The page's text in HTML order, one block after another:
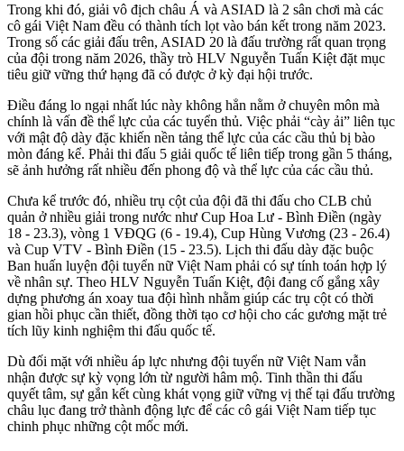
Trong khi đó, giải vô địch châu Á và ASIAD là 2 sân chơi mà các
cô gái Việt Nam đều có thành tích lọt vào bán kết trong năm 2023.
Trong số các giải đấu trên, ASIAD 20 là đấu trường rất quan trọng
của đội trong năm 2026, thầy trò HLV Nguyễn Tuấn Kiệt đặt mục
tiêu giữ vững thứ hạng đã có được ở kỳ đại hội trước.
Điều đáng lo ngại nhất lúc này không hẳn nằm ở chuyên môn mà
chính là vấn đề thể lực của các tuyển thủ. Việc phải “cày ải” liên tục
với mật độ dày đặc khiến nền tảng thể lực của các cầu thủ bị bào
mòn đáng kể. Phải thi đấu 5 giải quốc tế liên tiếp trong gần 5 tháng,
sẽ ảnh hưởng rất nhiều đến phong độ và thể lực của các cầu thủ.
Chưa kể trước đó, nhiều trụ cột của đội đã thi đấu cho CLB chủ
quản ở nhiều giải trong nước như Cup Hoa Lư - Bình Điền (ngày
18 - 23.3), vòng 1 VĐQG (6 - 19.4), Cup Hùng Vương (23 - 26.4)
và Cup VTV - Bình Điền (15 - 23.5). Lịch thi đấu dày đặc buộc
Ban huấn luyện đội tuyển nữ Việt Nam phải có sự tính toán hợp lý
về nhân sự. Theo HLV Nguyễn Tuấn Kiệt, đội đang cố gắng xây
dựng phương án xoay tua đội hình nhằm giúp các trụ cột có thời
gian hồi phục cần thiết, đồng thời tạo cơ hội cho các gương mặt trẻ
tích lũy kinh nghiệm thi đấu quốc tế.
Dù đối mặt với nhiều áp lực nhưng đội tuyển nữ Việt Nam vẫn
nhận được sự kỳ vọng lớn từ người hâm mộ. Tinh thần thi đấu
quyết tâm, sự gắn kết cùng khát vọng giữ vững vị thế tại đấu trường
châu lục đang trở thành động lực để các cô gái Việt Nam tiếp tục
chinh phục những cột mốc mới.